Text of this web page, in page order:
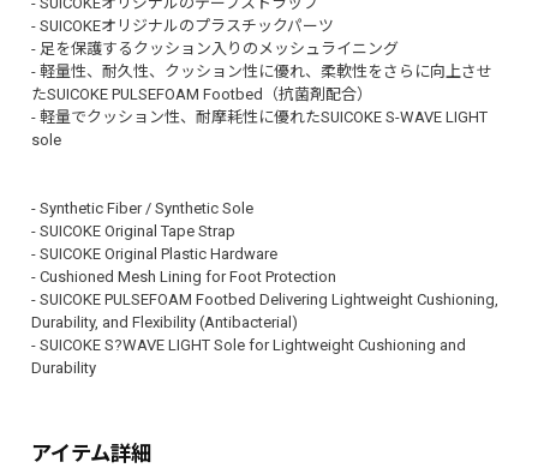
アイテム詳細
- SUICOKEオリジナルのプラスチックパーツ
- 足を保護するクッション入りのメッシュライニング
- 軽量性、耐久性、クッション性に優れ、柔軟性をさらに向上させ
たSUICOKE PULSEFOAM Footbed（抗菌剤配合）
- 軽量でクッション性、耐摩耗性に優れたSUICOKE S-WAVE LIGHT
sole
- Synthetic Fiber / Synthetic Sole
- SUICOKE Original Tape Strap
- SUICOKE Original Plastic Hardware
- Cushioned Mesh Lining for Foot Protection
- SUICOKE PULSEFOAM Footbed Delivering Lightweight Cushioning,
Durability, and Flexibility (Antibacterial)
- SUICOKE S?WAVE LIGHT Sole for Lightweight Cushioning and
Durability